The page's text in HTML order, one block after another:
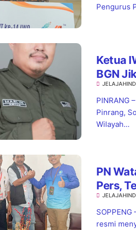
Pengurus
Ketua
BGN
PINRANG
Pinrang,
Wilayah...
PN
Pers,
resmi